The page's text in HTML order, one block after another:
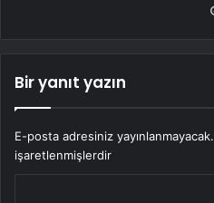
Bir yanıt yazın
E-posta adresiniz yayınlanmayacak.
işaretlenmişlerdir